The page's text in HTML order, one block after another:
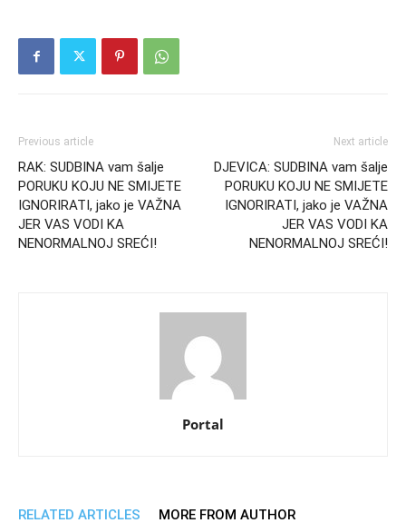
Previous article
RAK: SUDBINA vam šalje
PORUKU KOJU NE SMIJETE
IGNORIRATI, jako je VAŽNA
JER VAS VODI KA
NENORMALNOJ SREĆI!
Next article
DJEVICA: SUDBINA vam šalje
PORUKU KOJU NE SMIJETE
IGNORIRATI, jako je VAŽNA
JER VAS VODI KA
NENORMALNOJ SREĆI!
Portal
RELATED ARTICLES MORE FROM AUTHOR